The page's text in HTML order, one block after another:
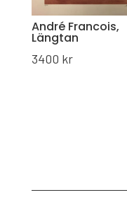
André Francois,
Längtan
3400 kr